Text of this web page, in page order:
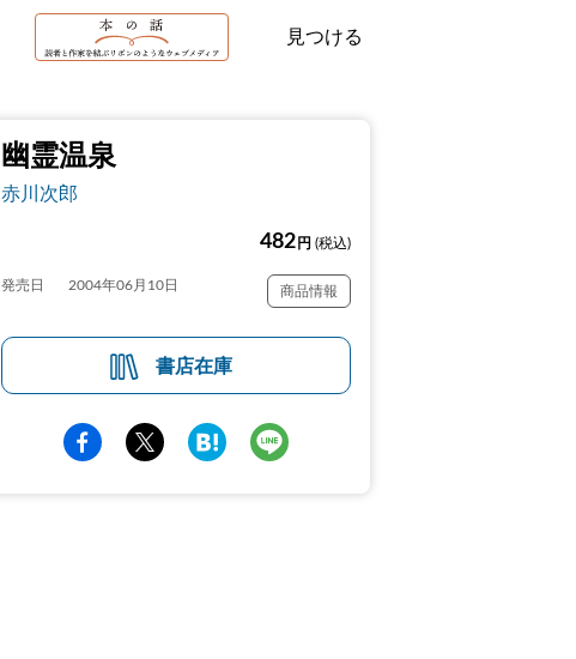
見つける
幽霊温泉
赤川次郎
482 円 (税込)
発売日 2004年06月10日 商品情報
書店在庫